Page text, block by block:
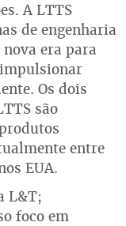
A LTTS
de engenharia
era para
Os dois
são
entre
EUA.
L&T;
foco em